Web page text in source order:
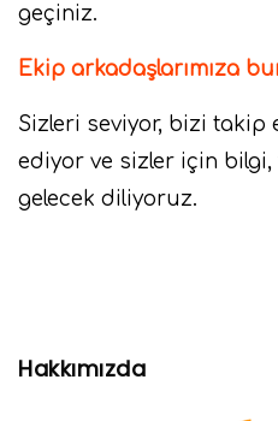
geçiniz.
Ekip arkadaşlarımıza
Sizleri seviyor, bizi
ediyor ve sizler için
gelecek diliyoruz.
Hakkımızda